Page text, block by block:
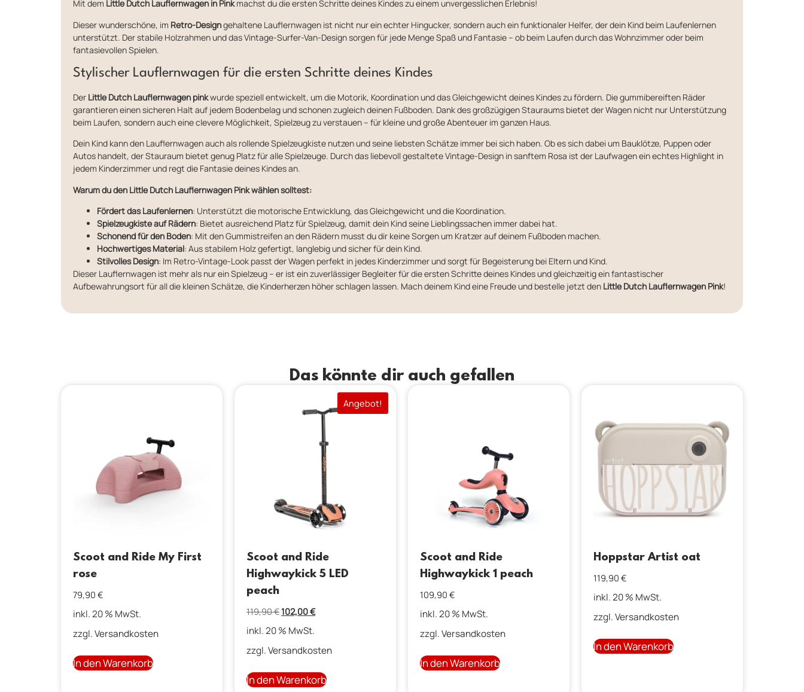
Mit dem Little Dutch Lauflernwagen in Pinkmachst du die ersten Schritte deines Kindes zu einem unvergesslichen Erlebnis!
Dieser wunderschöne, im Retro-Designgehaltene Lauflernwagen ist nicht nur ein echter Hingucker, sondern auch ein funktionaler Helfer, der dein Kind beim Laufenlernen
unterstützt. Der stabile Holzrahmen und das Vintage-Surfer-Van-Design sorgen für jede Menge Spaß und Fantasie – ob beim Laufen durch das Wohnzimmer oder beim
fantasievollen Spielen.
Stylischer Lauflernwagen für die ersten Schritte deines Kindes
Der Little Dutch Lauflernwagen pinkwurde speziell entwickelt, um die Motorik, Koordination und das Gleichgewicht deines Kindes zu fördern. Die gummibereiften Räder
garantieren einen sicheren Halt auf jedem Bodenbelag und schonen zugleich deinen Fußboden. Dank des großzügigen Stauraums bietet der Wagen nicht nur Unterstützung
beim Laufen, sondern auch eine clevere Möglichkeit, Spielzeug zu verstauen – für kleine und große Abenteuer im ganzen Haus.
Dein Kind kann den Lauflernwagen auch als rollende Spielzeugkiste nutzen und seine liebsten Schätze immer bei sich haben. Ob es sich dabei um Bauklötze, Puppen oder
Autos handelt, der Stauraum bietet genug Platz für alle Spielzeuge. Durch das liebevoll gestaltete Vintage-Design in sanftem Rosa ist der Laufwagen ein echtes Highlight in
jedem Kinderzimmer und regt die Fantasie deines Kindes an.
Warum du den Little Dutch Lauflernwagen Pink wählen solltest:
Fördert das Laufenlernen: Unterstützt die motorische Entwicklung, das Gleichgewicht und die Koordination.
Spielzeugkiste auf Rädern: Bietet ausreichend Platz für Spielzeug, damit dein Kind seine Lieblingssachen immer dabei hat.
Schonend für den Boden: Mit den Gummistreifen an den Rädern musst du dir keine Sorgen um Kratzer auf deinem Fußboden machen.
Hochwertiges Material: Aus stabilem Holz gefertigt, langlebig und sicher für dein Kind.
Stilvolles Design: Im Retro-Vintage-Look passt der Wagen perfekt in jedes Kinderzimmer und sorgt für Begeisterung bei Eltern und Kind.
Dieser Lauflernwagen ist mehr als nur ein Spielzeug – er ist ein zuverlässiger Begleiter für die ersten Schritte deines Kindes und gleichzeitig ein fantastischer
Aufbewahrungsort für all die kleinen Schätze, die Kinderherzen höher schlagen lassen. Mach deinem Kind eine Freude und bestelle jetzt den Little Dutch Lauflernwagen Pink!
Das könnte dir auch gefallen
Scoot and Ride My First
rose
79,90 €
inkl. 20 % MwSt.
zzgl.Versandkosten
In den Warenkorb
Angebot!
Scoot and Ride
Highwaykick 5 LED
peach
119,90€102,00€
inkl. 20 % MwSt.
zzgl.Versandkosten
In den Warenkorb
Scoot and Ride
Highwaykick 1 peach
109,90 €
inkl. 20 % MwSt.
zzgl.Versandkosten
In den Warenkorb
Hoppstar Artist oat
119,90 €
inkl. 20 % MwSt.
zzgl.Versandkosten
In den Warenkorb